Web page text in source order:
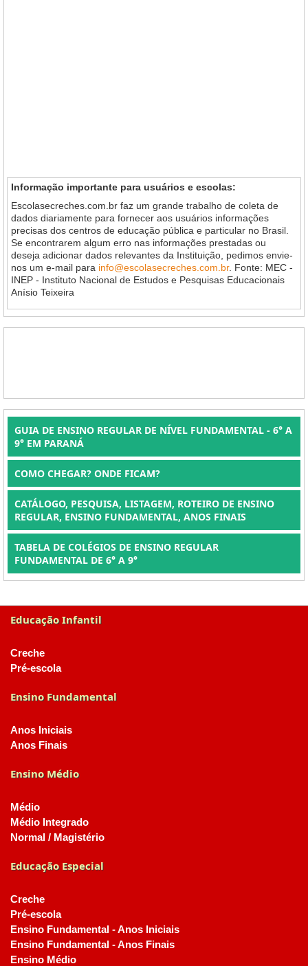
Informação importante para usuários e escolas:
Escolasecreches.com.br faz um grande trabalho de coleta de
dados diariamente para fornecer aos usuários informações
precisas dos centros de educação pública e particular no Brasil.
Se encontrarem algum erro nas informações prestadas ou
deseja adicionar dados relevantes da Instituição, pedimos envie-
nos um e-mail para info@escolasecreches.com.br. Fonte: MEC -
INEP - Instituto Nacional de Estudos e Pesquisas Educacionais
Anísio Teixeira
GUIA DE ENSINO REGULAR DE NÍVEL FUNDAMENTAL - 6° A
9° EM PARANÁ
COMO CHEGAR? ONDE FICAM?
CATÁLOGO, PESQUISA, LISTAGEM, ROTEIRO DE ENSINO
REGULAR, ENSINO FUNDAMENTAL, ANOS FINAIS
TABELA DE COLÉGIOS DE ENSINO REGULAR
FUNDAMENTAL DE 6° A 9°
Educação Infantil
Creche
Pré-escola
Ensino Fundamental
Anos Iniciais
Anos Finais
Ensino Médio
Médio
Médio Integrado
Normal / Magistério
Educação Especial
Creche
Pré-escola
Ensino Fundamental - Anos Iniciais
Ensino Fundamental - Anos Finais
Ensino Médio